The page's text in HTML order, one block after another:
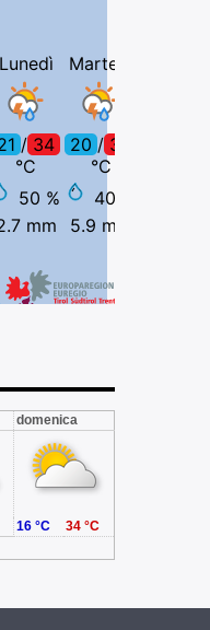
domenica
16 °C 34 °C